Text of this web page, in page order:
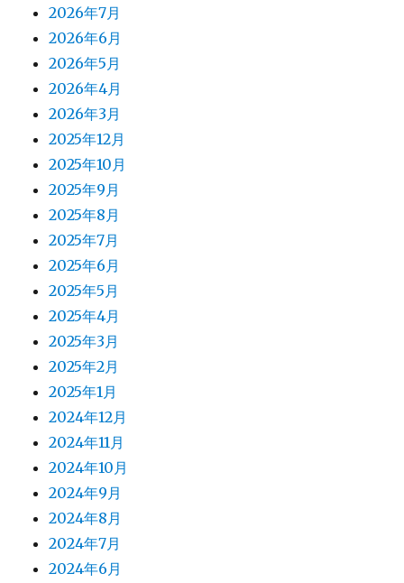
2026年7月
2026年6月
2026年5月
2026年4月
2026年3月
2025年12月
2025年10月
2025年9月
2025年8月
2025年7月
2025年6月
2025年5月
2025年4月
2025年3月
2025年2月
2025年1月
2024年12月
2024年11月
2024年10月
2024年9月
2024年8月
2024年7月
2024年6月